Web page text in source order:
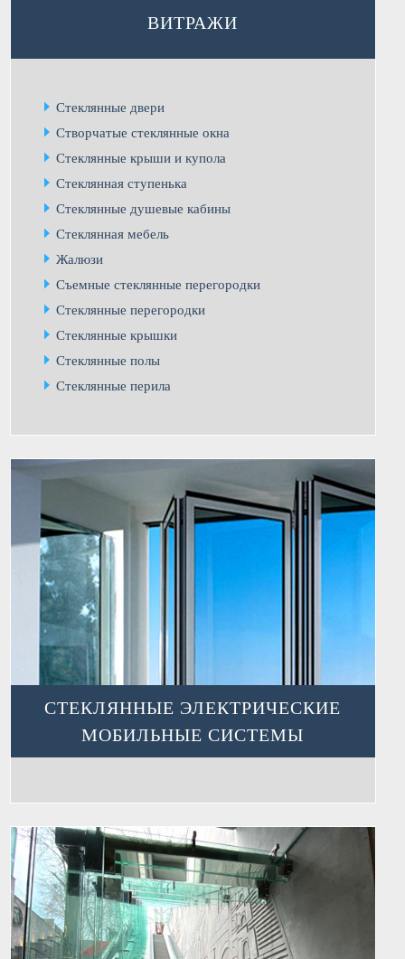
ВИТРАЖИ
Стеклянные двери
Створчатые стеклянные окна
Стеклянные крыши и купола
Стеклянная ступенька
Стеклянные душевые кабины
Стеклянная мебель
Жалюзи
Съемные стеклянные перегородки
Стеклянные перегородки
Стеклянные крышки
Стеклянные полы
Стеклянные перила
СТЕКЛЯННЫЕ ЭЛЕКТРИЧЕСКИЕ
МОБИЛЬНЫЕ СИСТЕМЫ